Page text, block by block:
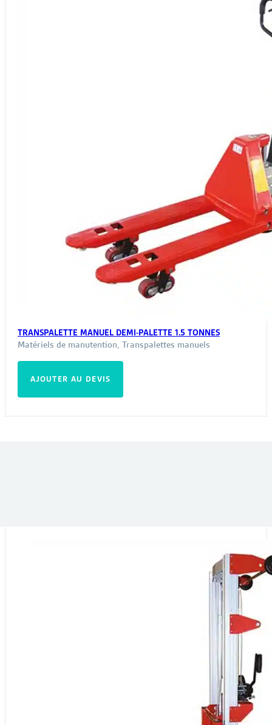
TRANSPALETTE MANUEL DEMI-PALETTE 1.5 TONNES
Matériels de manutention, Transpalettes manuels
AJOUTER AU DEVIS